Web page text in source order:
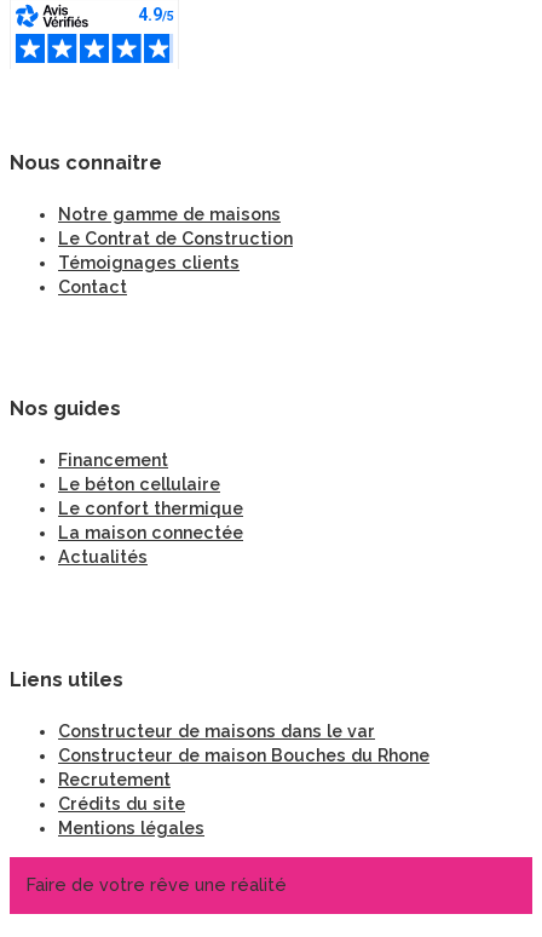
Nous connaitre
Notre gamme de maisons
Le Contrat de Construction
Témoignages clients
Contact
Nos guides
Financement
Le béton cellulaire
Le confort thermique
La maison connectée
Actualités
Liens utiles
Constructeur de maisons dans le var
Constructeur de maison Bouches du Rhone
Recrutement
Crédits du site
Mentions légales
Faire de votre rêve une réalité